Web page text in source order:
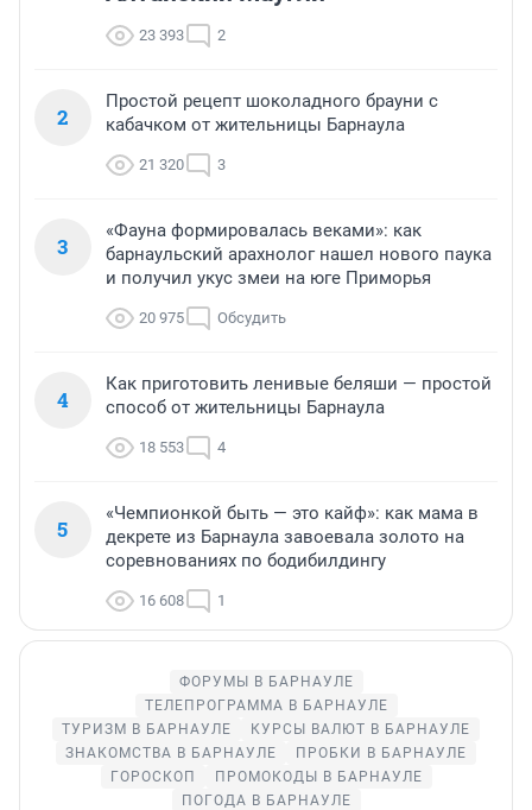
23 393 2
2
Простой рецепт шоколадного брауни с
кабачком от жительницы Барнаула
21 320 3
3
«Фауна формировалась веками»: как
барнаульский арахнолог нашел нового паука
и получил укус змеи на юге Приморья
20 975 Обсудить
4
Как приготовить ленивые беляши — простой
способ от жительницы Барнаула
18 553 4
5
«Чемпионкой быть — это кайф»: как мама в
декрете из Барнаула завоевала золото на
соревнованиях по бодибилдингу
16 608 1
ФОРУМЫ В БАРНАУЛЕ
ТЕЛЕПРОГРАММА В БАРНАУЛЕ
ТУРИЗМ В БАРНАУЛЕ
КУРСЫ ВАЛЮТ В БАРНАУЛЕ
ЗНАКОМСТВА В БАРНАУЛЕ
ПРОБКИ В БАРНАУЛЕ
ГОРОСКОП
ПРОМОКОДЫ В БАРНАУЛЕ
ПОГОДА В БАРНАУЛЕ